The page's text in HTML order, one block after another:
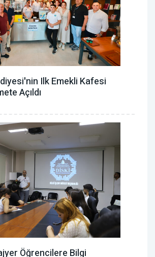
Ilk Emekli Kafesi
Açıldı
Öğrencilere Bilgi